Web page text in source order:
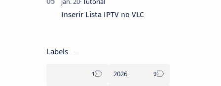
Inserir Lista IPTV no VLC
Labels
2026